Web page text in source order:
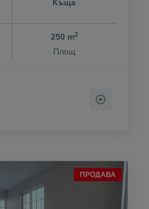
Къща
250 m2
Площ
ПРОДАВА